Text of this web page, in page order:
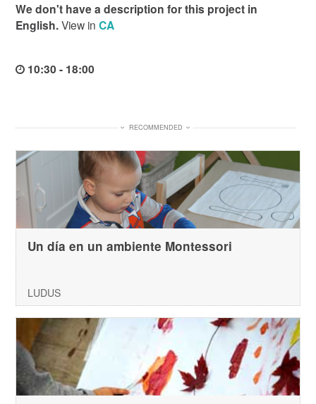
We don't have a description for this project in
English.View inCA
10:30 - 18:00
RECOMMENDED
Un día en un ambiente Montessori
LUDUS